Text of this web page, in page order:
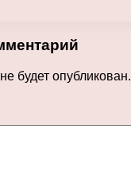
будет опубликован.